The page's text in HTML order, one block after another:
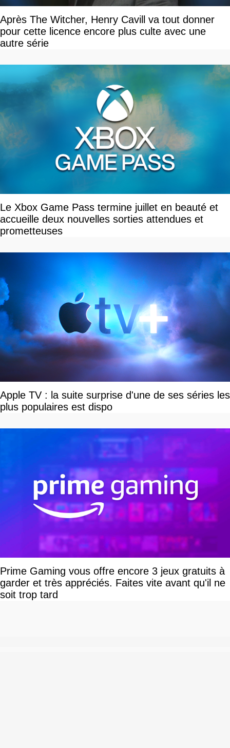
Après The Witcher, Henry Cavill va tout donner
pour cette licence encore plus culte avec une
autre série
Le Xbox Game Pass termine juillet en beauté et
accueille deux nouvelles sorties attendues et
prometteuses
Apple TV : la suite surprise d'une de ses séries les
plus populaires est dispo
Prime Gaming vous offre encore 3 jeux gratuits à
garder et très appréciés. Faites vite avant qu'il ne
soit trop tard